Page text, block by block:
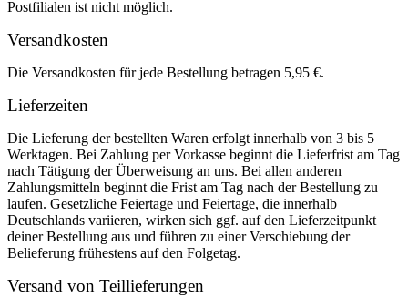
Postfilialen ist nicht möglich.
Versandkosten
Die Versandkosten für jede Bestellung betragen 5,95 €.
Lieferzeiten
Die Lieferung der bestellten Waren erfolgt innerhalb von 3 bis 5
Werktagen. Bei Zahlung per Vorkasse beginnt die Lieferfrist am Tag
nach Tätigung der Überweisung an uns. Bei allen anderen
Zahlungsmitteln beginnt die Frist am Tag nach der Bestellung zu
laufen. Gesetzliche Feiertage und Feiertage, die innerhalb
Deutschlands variieren, wirken sich ggf. auf den Lieferzeitpunkt
deiner Bestellung aus und führen zu einer Verschiebung der
Belieferung frühestens auf den Folgetag.
Versand von Teillieferungen